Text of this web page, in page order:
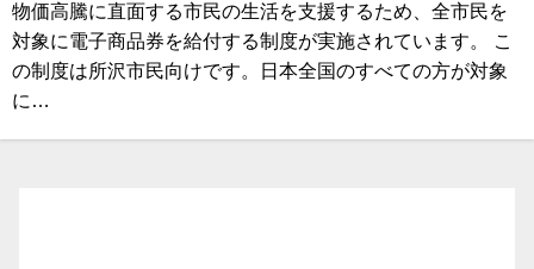
物価高騰に直面する市民の生活を支援するため、全市民を
対象に電子商品券を給付する制度が実施されています。 こ
の制度は所沢市民向けです。日本全国のすべての方が対象
に…